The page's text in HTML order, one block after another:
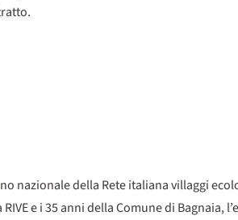
nazionale della Rete italiana villaggi
e i 35 anni della Comune di Bagnaia,